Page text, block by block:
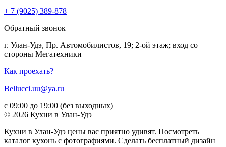
+ 7 (9025) 389-878
Обратный звонок
г. Улан-Удэ, Пр. Автомобилистов, 19; 2-ой этаж; вход со
стороны Мегатехники
Как проехать?
Bellucci.uu@ya.ru
с 09:00 до 19:00 (без выходных)
© 2026 Кухни в Улан-Удэ
Кухни в Улан-Удэ цены вас приятно удивят. Посмотреть
каталог кухонь с фотографиями. Сделать бесплатный дизайн